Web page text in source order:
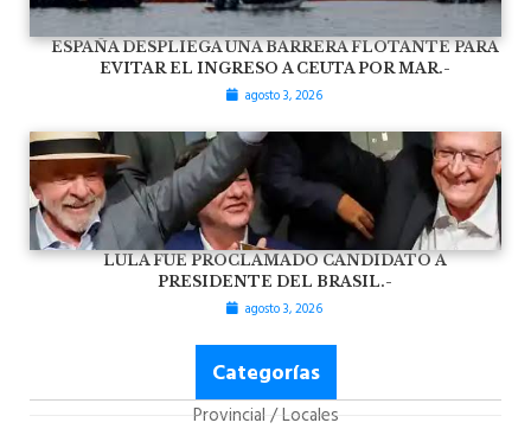
ESPAÑA DESPLIEGA UNA BARRERA FLOTANTE PARA
EVITAR EL INGRESO A CEUTA POR MAR.-
agosto 3, 2026
LULA FUE PROCLAMADO CANDIDATO A
PRESIDENTE DEL BRASIL.-
agosto 3, 2026
Categorías
Provincial / Locales